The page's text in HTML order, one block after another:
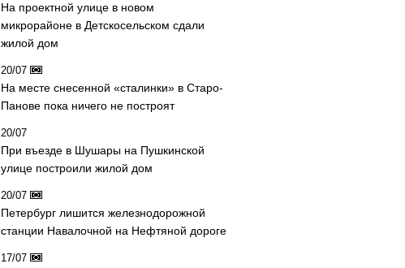
На проектной улице в новом
микрорайоне в Детскосельском сдали
жилой дом
20/07
На месте снесенной «сталинки» в Старо-
Панове пока ничего не построят
20/07
При въезде в Шушары на Пушкинской
улице построили жилой дом
20/07
Петербург лишится железнодорожной
станции Навалочной на Нефтяной дороге
17/07